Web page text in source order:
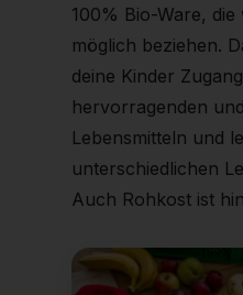
100% Bio-Ware,
möglich beziehen.
deine Kinder
hervorragenden
Lebensmitteln und
unterschiedlichen
Auch Rohkost ist